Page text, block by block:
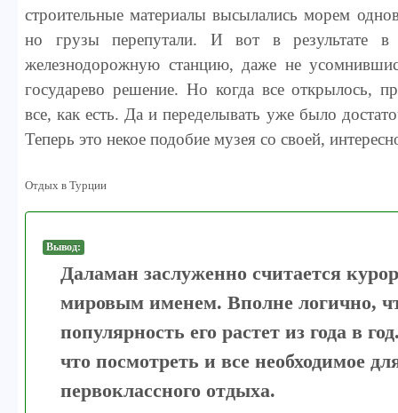
строительные материалы высылались морем
но грузы перепутали. И вот в результате в
железнодорожную станцию, даже не
государево решение. Но когда все открылось,
все, как есть. Да и переделывать уже было
Теперь это некое подобие музея со своей,
Отдых в Турции
Вывод:
Даламан заслуженно считается
мировым именем. Вполне логично,
популярность его растет из года в
что посмотреть и все необходимое
первоклассного отдыха.